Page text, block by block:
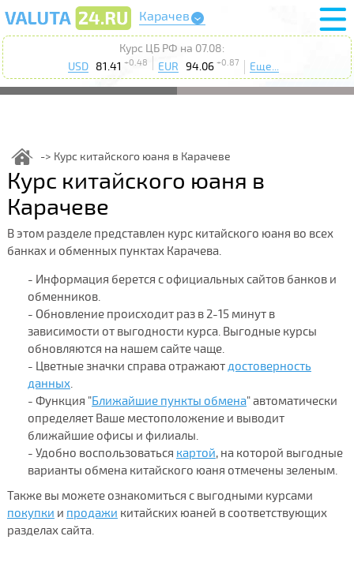
Карачев
Курс ЦБ РФ на 07.08:
USD 81.41 +0.48 EUR 94.06 +0.87 Еще...
Курс китайского юаня в Карачеве
Курс китайского юаня в
Карачеве
В этом разделе представлен курс китайского юаня во всех
банках и обменных пунктах Карачева.
- Информация берется с официальных сайтов банков и
обменников.
- Обновление происходит раз в 2-15 минут в
зависимости от выгодности курса. Выгодные курсы
обновляются на нашем сайте чаще.
- Цветные значки справа отражаютдостоверность
данных.
- Функция "Ближайшие пункты обмена" автоматически
определяет Ваше местоположение и выводит
ближайшие офисы и филиалы.
- Удобно воспользоваться картой, на которой выгодные
варианты обмена китайского юаня отмечены зеленым.
Также вы можете ознакомиться с выгодными курсами
покупки и продажи китайских юаней в соответствующих
разделах сайта.